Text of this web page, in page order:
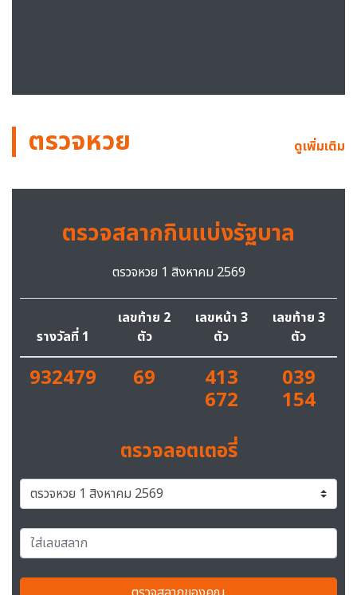
ตรวจหวย ดูเพิ่มเติม
ตรวจสลากกินแบ่งรัฐบาล
ตรวจหวย 1 สิงหาคม 2569
รางวัลที่ 1
เลขท้าย 2
ตัว
เลขหน้า 3
ตัว
เลขท้าย 3
ตัว
932479 69 413
672
039
154
ตรวจลอตเตอรี่